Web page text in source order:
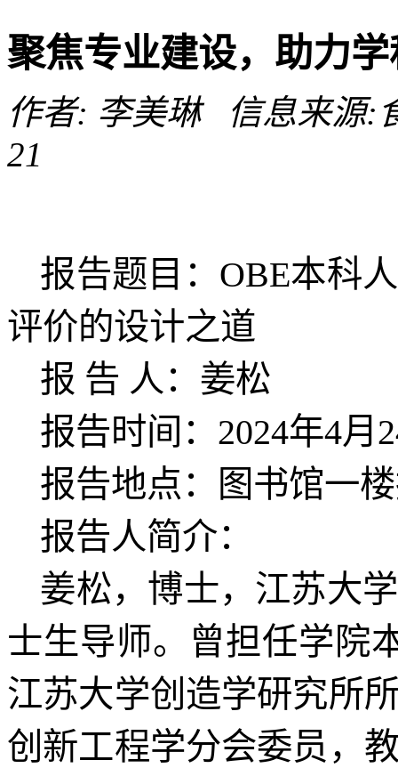
聚焦专业建设，助力
作者: 李美琳 信息来源:
21
报告题目： OBE本科
评价的设计之道
报 告 人：姜松
报告时间： 2024年4月
报告地点：图书馆一
报告人简介：
姜松，博士，江苏大
士生导师。曾担任学院
江苏大学创造学研究所
创新工程学分会委员，